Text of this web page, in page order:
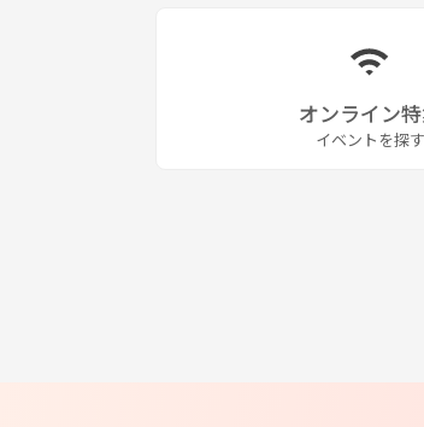
オンライン
イベントを探す